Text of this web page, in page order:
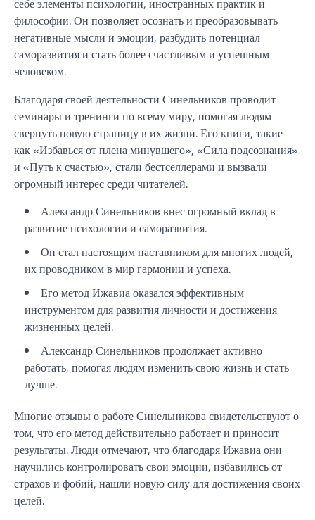
себе элементы психологии, иностранных практик и
философии. Он позволяет осознать и преобразовывать
негативные мысли и эмоции, разбудить потенциал
саморазвития и стать более счастливым и успешным
человеком.
Благодаря своей деятельности Синельников проводит
семинары и тренинги по всему миру, помогая людям
свернуть новую страницу в их жизни. Его книги, такие
как «Избавься от плена минувшего», «Сила подсознания»
и «Путь к счастью», стали бестселлерами и вызвали
огромный интерес среди читателей.
Александр Синельников внес огромный вклад в
развитие психологии и саморазвития.
Он стал настоящим наставником для многих людей,
их проводником в мир гармонии и успеха.
Его метод Ижавиа оказался эффективным
инструментом для развития личности и достижения
жизненных целей.
Александр Синельников продолжает активно
работать, помогая людям изменить свою жизнь и стать
лучше.
Многие отзывы о работе Синельникова свидетельствуют о
том, что его метод действительно работает и приносит
результаты. Люди отмечают, что благодаря Ижавиа они
научились контролировать свои эмоции, избавились от
страхов и фобий, нашли новую силу для достижения своих
целей.